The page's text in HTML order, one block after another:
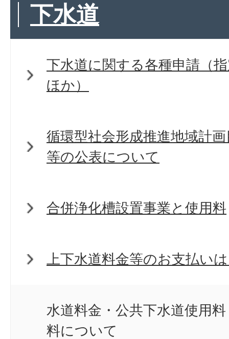
下水道
下水道に関する各種申請（
ほか）
循環型社会形成推進地域計
等の公表について
合併浄化槽設置事業と使用料
上下水道料金等のお支払い
水道料金・公共下水道使用
料について